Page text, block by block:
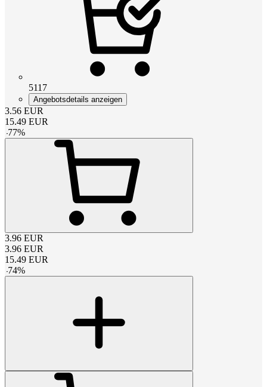
5117
Angebotsdetails anzeigen
3.56 EUR
15.49 EUR
-77%
3.96 EUR
3.96 EUR
15.49 EUR
-74%